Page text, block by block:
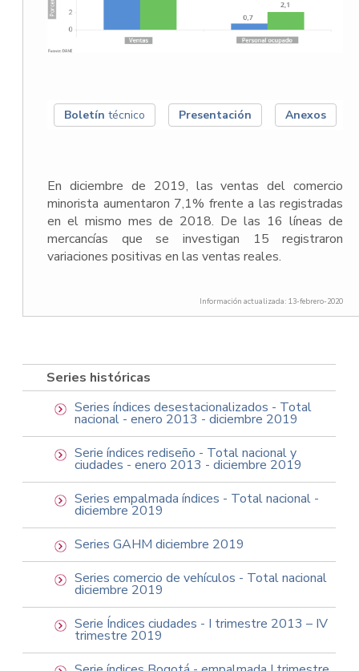
Boletín técnico Presentación Anexos
En diciembre de 2019, las ventas del comercio
minorista aumentaron 7,1% frente a las registradas
en el mismo mes de 2018. De las 16 líneas de
mercancías que se investigan 15 registraron
variaciones positivas en las ventas reales.
Información actualizada: 13-febrero-2020
Series históricas
Series índices desestacionalizados - Total
nacional - enero 2013 - diciembre 2019
Serie índices rediseño - Total nacional y
ciudades - enero 2013 - diciembre 2019
Series empalmada índices - Total nacional -
diciembre 2019
Series GAHM diciembre 2019
Series comercio de vehículos - Total nacional
diciembre 2019
Serie Índices ciudades - I trimestre 2013 – IV
trimestre 2019